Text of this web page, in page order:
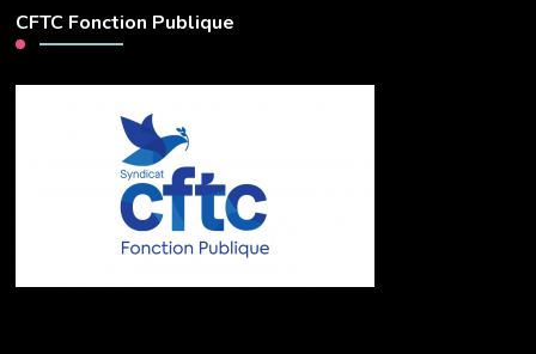
CFTC Fonction Publique